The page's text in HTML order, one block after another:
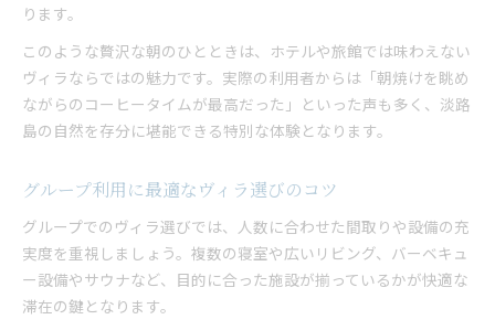
ります。
このような贅沢な朝のひとときは、ホテルや旅館では味わえない
ヴィラならではの魅力です。実際の利用者からは「朝焼けを眺め
ながらのコーヒータイムが最高だった」といった声も多く、淡路
島の自然を存分に堪能できる特別な体験となります。
グループ利用に最適なヴィラ選びのコツ
グループでのヴィラ選びでは、人数に合わせた間取りや設備の充
実度を重視しましょう。複数の寝室や広いリビング、バーベキュ
ー設備やサウナなど、目的に合った施設が揃っているかが快適な
滞在の鍵となります。